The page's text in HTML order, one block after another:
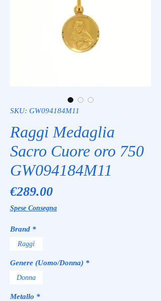
SKU: GW094184M11
Raggi Medaglia
Sacro Cuore oro 750
GW094184M11
€289.00Price
Spese Consegna
Brand *
Raggi
Genere (Uomo/Donna) *
Donna
Metallo *